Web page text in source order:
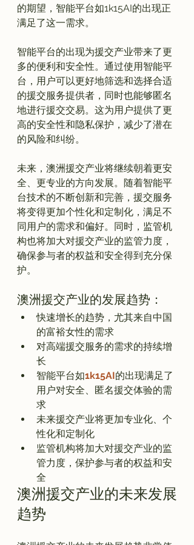
的期望，智能平台如1k15AI的出现正
满足了这一需求。
智能平台的出现为援交产业带来了更
多的便利和安全性。通过使用智能平
台，用户可以更好地筛选和选择合适
的援交服务提供者，同时也能够匿名
地进行援交交易。这为用户提供了更
高的安全性和隐私保护，减少了潜在
的风险和纠纷。
未来，澳洲援交产业将继续朝着更安
全、更专业的方向发展。随着智能平
台技术的不断创新和完善，援交服务
将变得更加个性化和定制化，满足不
同用户的需求和偏好。同时，监管机
构也将加大对援交产业的监管力度，
确保参与者的权益和安全得到充分保
澳洲援交产业的发展趋势：
快速增长的趋势，尤其来自中国
的富裕女性的需求
对高端援交服务的需求的持续增
长
智能平台如1k15AI的出现满足了
用户对安全、匿名援交体验的需
求
未来援交产业将更加专业化、个
性化和定制化
监管机构将加大对援交产业的监
管力度，保护参与者的权益和安
全
澳洲援交产业的未来发展
趋势